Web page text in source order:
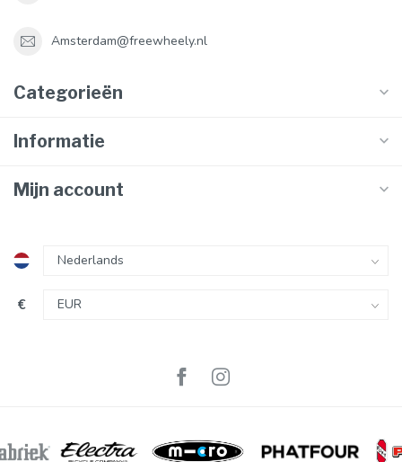
Amsterdam@freewheely.nl
Categorieën
Informatie
Mijn account
€